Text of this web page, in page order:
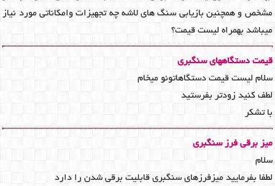
مشخص و همچنین بازیابی سنگ های لاشه چه تجهیزات وامکاناتی مورد نیاز
میباشد بهمراه لیست قیمت؟
قیمت دستگاههای سنگبری
سلام لیست قیمت دستگاهاتونو میخام
لطف کنید زودتر بفرستید
با تشکر
میز برقی فرز سنگبری
سلام
لطفا بفرمایید میزفرزهای سنگبری قابلیت برقی شدن را دارد